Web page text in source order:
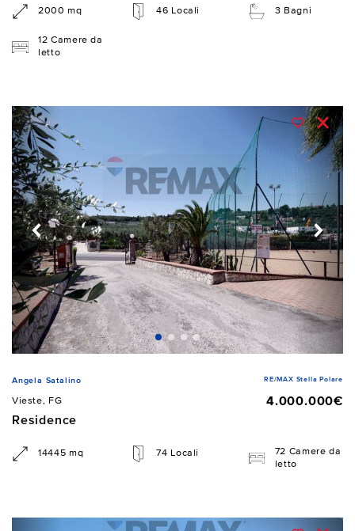
2000 mq 46 Locali 3 Bagni
12 Camere da
letto
Angela Satalino RE/MAX Stella Polare
Vieste, FG
4.000.000€
Residence
14445 mq 74 Locali
72 Camere da
letto